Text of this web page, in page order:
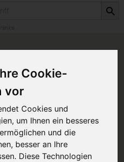
Cookie-
vor
Cookies und
um Ihnen ein besseres
und die
besser an Ihre
Diese Technologien